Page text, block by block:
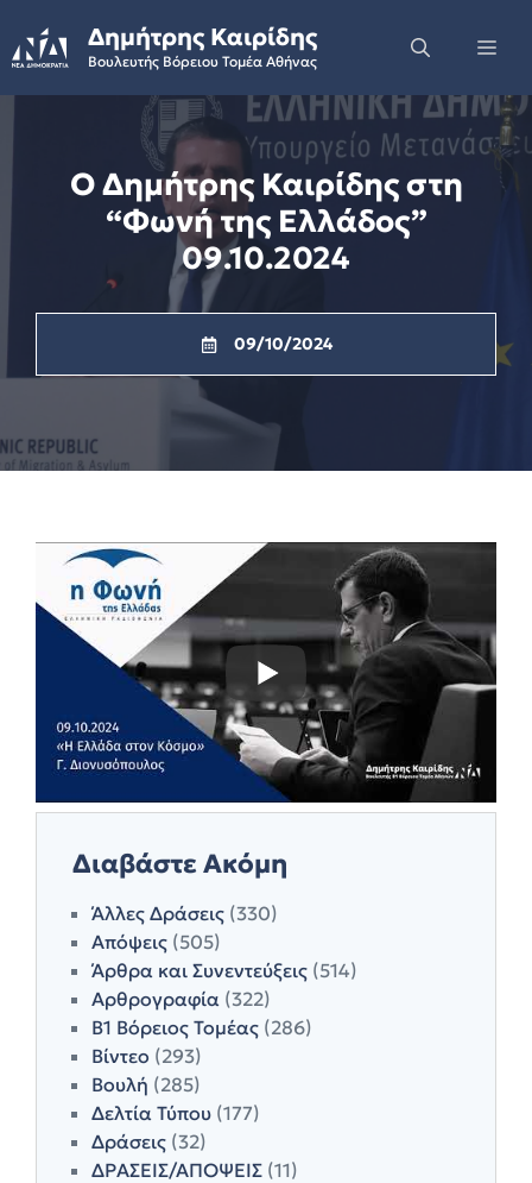
to
content
Δημήτρης Καιρίδης
Βουλευτής Βόρειου Τομέα Αθήνας
Ο Δημήτρης Καιρίδης στη
“Φωνή της Ελλάδος”
09.10.2024
09/10/2024
Διαβάστε Ακόμη
Άλλες Δράσεις (330)
Απόψεις (505)
Άρθρα και Συνεντεύξεις (514)
Αρθρογραφία (322)
Β1 Βόρειος Τομέας (286)
Βίντεο (293)
Βουλή (285)
Δελτία Τύπου (177)
Δράσεις (32)
ΔΡΑΣΕΙΣ/ΑΠΟΨΕΙΣ (11)